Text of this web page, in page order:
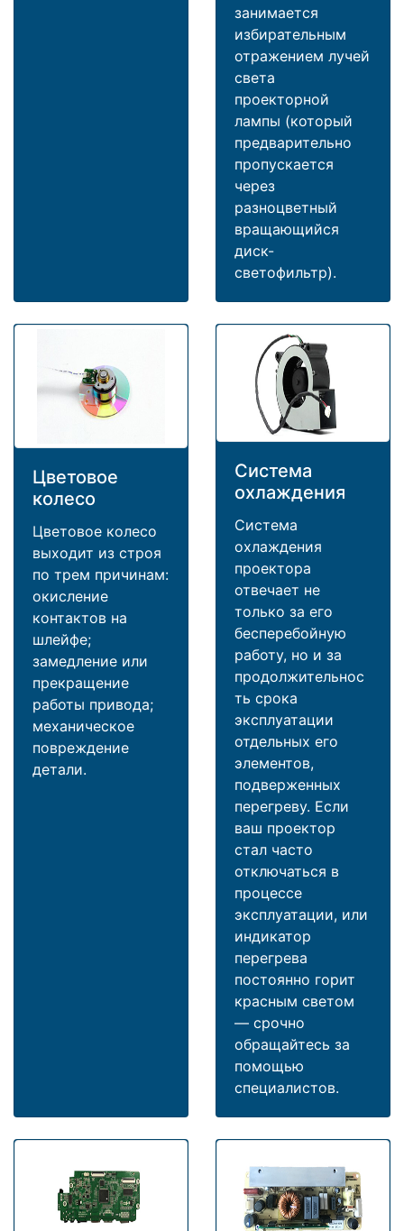
занимается
избирательным
отражением лучей
света
проекторной
лампы (который
предварительно
пропускается
через
разноцветный
вращающийся
диск-
светофильтр).
Цветовое
колесо
Цветовое колесо
выходит из строя
по трем причинам:
окисление
контактов на
шлейфе;
замедление или
прекращение
работы привода;
механическое
повреждение
детали.
Система
охлаждения
Система
охлаждения
проектора
отвечает не
только за его
бесперебойную
работу, но и за
продолжительнос
ть срока
эксплуатации
отдельных его
элементов,
подверженных
перегреву. Если
ваш проектор
стал часто
отключаться в
процессе
эксплуатации, или
индикатор
перегрева
постоянно горит
красным светом
— срочно
обращайтесь за
помощью
специалистов.